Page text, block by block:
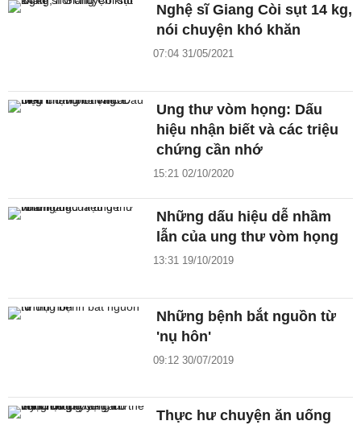
Nghệ sĩ Giang Còi sụt 14 kg,
nói chuyện khó khăn
07:04 31/05/2021
Ung thư vòm họng: Dấu
hiệu nhận biết và các triệu
chứng cần nhớ
15:21 02/10/2020
Những dấu hiệu dễ nhầm
lẫn của ung thư vòm họng
13:31 19/10/2019
Những bệnh bắt nguồn từ
'nụ hôn'
09:12 30/07/2019
Thực hư chuyện ăn uống